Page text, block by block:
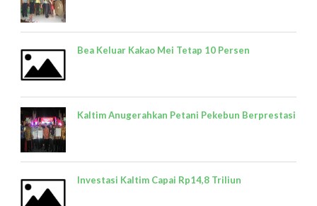
Bea Keluar Kakao Mei Tetap 10 Persen
Kaltim Anugerahkan Petani Pekebun Berprestasi
Investasi Kaltim Capai Rp14,8 Triliun